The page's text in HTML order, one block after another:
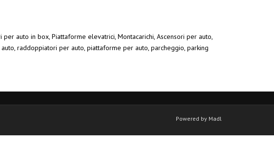
auto in box, Piattaforme elevatrici, Montacarichi, Ascensori per auto,
raddoppiatori per auto, piattaforme per auto, parcheggio, parking
Powered by Madl